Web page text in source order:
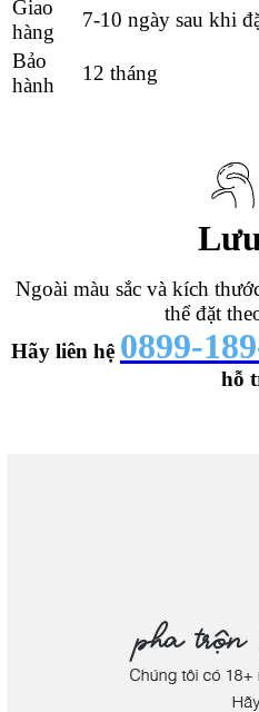
Giao
hàng
7-10 ngày sau khi
Bảo
hành
12 tháng
Ngoài màu sắc và kích
thể đặt
Hãy liên hệ 0899-
hỗ